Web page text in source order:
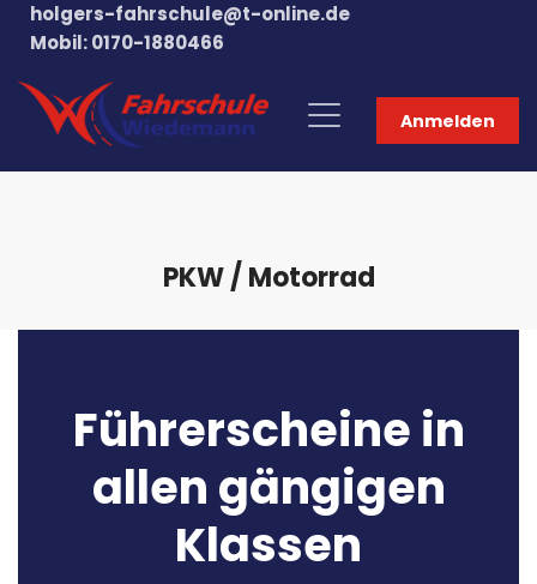
holgers-fahrschule@t-online.de
Mobil: 0170-1880466
Anmelden
PKW / Motorrad
Führerscheine in
allen gängigen
Klassen